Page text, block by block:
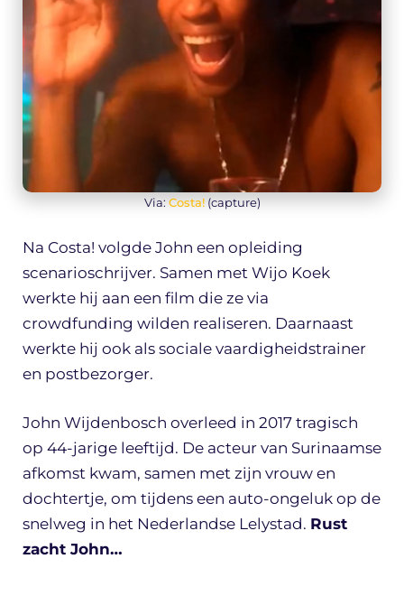
Via: Costa!(capture)
Na Costa! volgde John een opleiding
scenarioschrijver. Samen met Wijo Koek
werkte hij aan een film die ze via
crowdfunding wilden realiseren. Daarnaast
werkte hij ook als sociale vaardigheidstrainer
en postbezorger.
John Wijdenbosch overleed in 2017 tragisch
op 44-jarige leeftijd. De acteur van Surinaamse
afkomst kwam, samen met zijn vrouw en
dochtertje, om tijdens een auto-ongeluk op de
snelweg in het Nederlandse Lelystad. Rust
zacht John…